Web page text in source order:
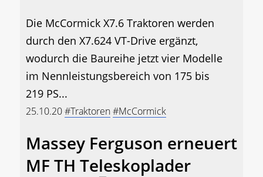
Die McCormick X7.6 Traktoren werden
durch den X7.624 VT-Drive ergänzt,
wodurch die Baureihe jetzt vier Modelle
im Nennleistungsbereich von 175 bis
219 PS...
25.10.20#Traktoren#McCormick
Massey Ferguson erneuert
MF TH Teleskoplader